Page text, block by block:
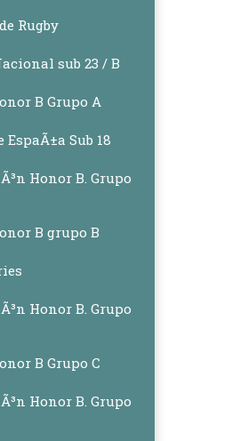
Rugby
sub 23 / B
B Grupo A
Sub 18
Honor B. Grupo
B grupo B
Honor B. Grupo
B Grupo C
Honor B. Grupo